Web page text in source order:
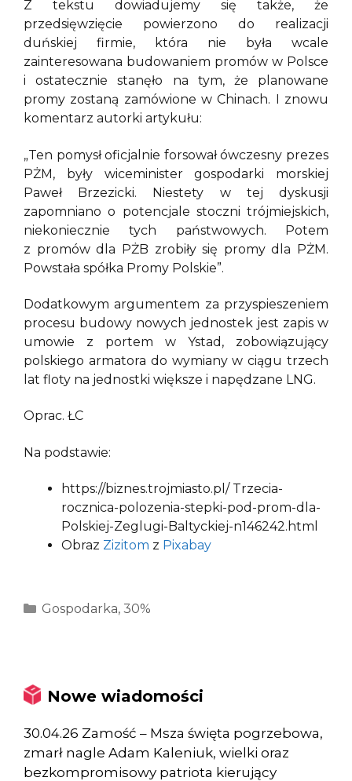
Z tekstu dowiadujemy się także, że
przedsięwzięcie powierzono do realizacji
duńskiej firmie, która nie była wcale
zainteresowana budowaniem promów w Polsce
i ostatecznie stanęło na tym, że planowane
promy zostaną zamówione w Chinach. I znowu
komentarz autorki artykułu:
„Ten pomysł oficjalnie forsował ówczesny prezes
PŻM, były wiceminister gospodarki morskiej
Paweł Brzezicki. Niestety w tej dyskusji
zapomniano o potencjale stoczni trójmiejskich,
niekoniecznie tych państwowych. Potem
z promów dla PŻB zrobiły się promy dla PŻM.
Powstała spółka Promy Polskie”.
Dodatkowym argumentem za przyspieszeniem
procesu budowy nowych jednostek jest zapis w
umowie z portem w Ystad, zobowiązujący
polskiego armatora do wymiany w ciągu trzech
lat floty na jednostki większe i napędzane LNG.
Oprac. ŁC
Na podstawie:
https://biznes.trojmiasto.pl/ Trzecia-
rocznica-polozenia-stepki-pod-prom-dla-
Polskiej-Zeglugi-Baltyckiej-n146242.html
Obraz Zizitom z Pixabay
Kategorie
Gospodarka, 30%
Nowe wiadomości
30.04.26 Zamość – Msza święta pogrzebowa,
zmarł nagle Adam Kaleniuk, wielki oraz
bezkompromisowy patriota kierujący